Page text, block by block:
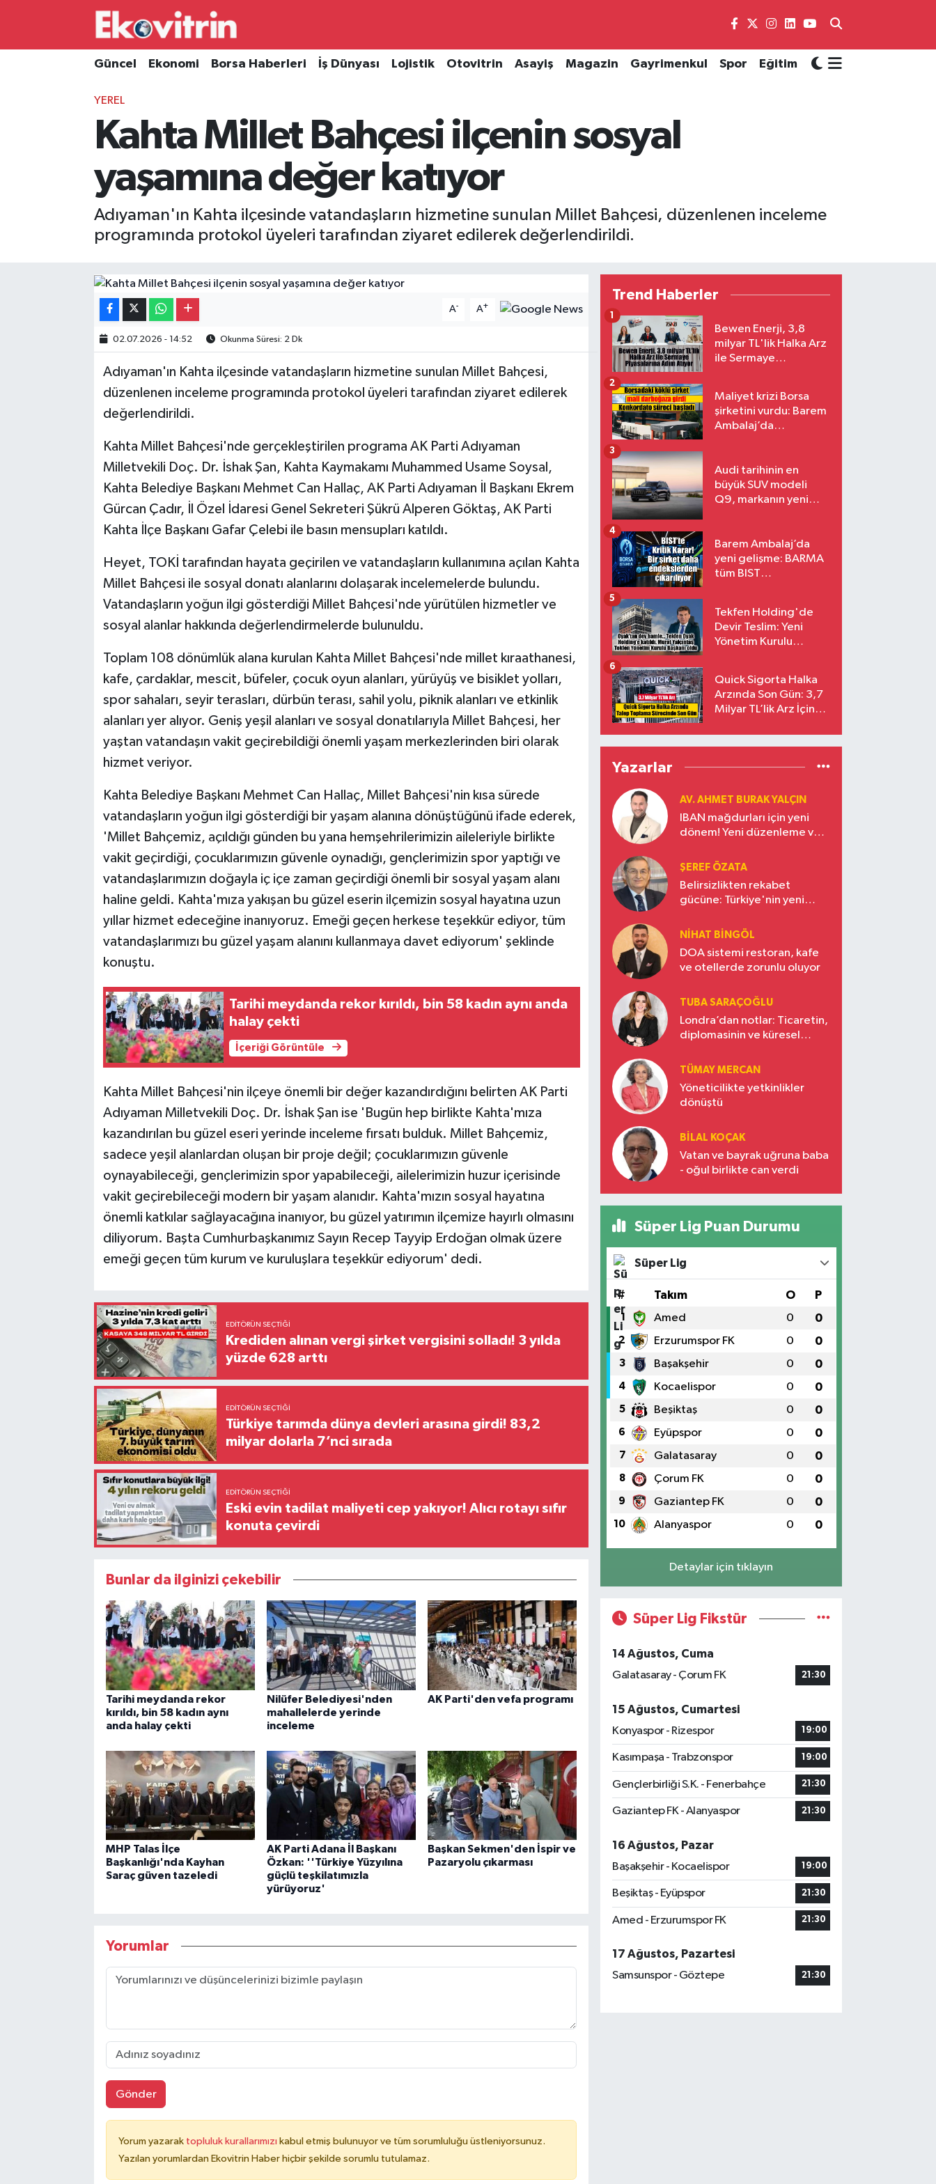
Güncel Ekonomi Borsa Haberleri İş Dünyası Lojistik Otovitrin Asayiş Magazin Gayrimenkul Spor Eğitim
YEREL
Kahta Millet Bahçesi ilçenin sosyal
yaşamına değer katıyor
Adıyaman'ın Kahta ilçesinde vatandaşların hizmetine sunulan Millet Bahçesi, düzenlenen inceleme
programında protokol üyeleri tarafından ziyaret edilerek değerlendirildi.
A- A+
02.07.2026 - 14:52 Okunma Süresi: 2 Dk
Adıyaman'ın Kahta ilçesinde vatandaşların hizmetine sunulan Millet Bahçesi,
düzenlenen inceleme programında protokol üyeleri tarafından ziyaret edilerek
değerlendirildi.
Kahta Millet Bahçesi'nde gerçekleştirilen programa AK Parti Adıyaman
Milletvekili Doç. Dr. İshak Şan, Kahta Kaymakamı Muhammed Usame Soysal,
Kahta Belediye Başkanı Mehmet Can Hallaç, AK Parti Adıyaman İl Başkanı Ekrem
Gürcan Çadır, İl Özel İdaresi Genel Sekreteri Şükrü Alperen Göktaş, AK Parti
Kahta İlçe Başkanı Gafar Çelebi ile basın mensupları katıldı.
Heyet, TOKİ tarafından hayata geçirilen ve vatandaşların kullanımına açılan Kahta
Millet Bahçesi ile sosyal donatı alanlarını dolaşarak incelemelerde bulundu.
Vatandaşların yoğun ilgi gösterdiği Millet Bahçesi'nde yürütülen hizmetler ve
sosyal alanlar hakkında değerlendirmelerde bulunuldu.
Toplam 108 dönümlük alana kurulan Kahta Millet Bahçesi'nde millet kıraathanesi,
kafe, çardaklar, mescit, büfeler, çocuk oyun alanları, yürüyüş ve bisiklet yolları,
spor sahaları, seyir terasları, dürbün terası, sahil yolu, piknik alanları ve etkinlik
alanları yer alıyor. Geniş yeşil alanları ve sosyal donatılarıyla Millet Bahçesi, her
yaştan vatandaşın vakit geçirebildiği önemli yaşam merkezlerinden biri olarak
hizmet veriyor.
Kahta Belediye Başkanı Mehmet Can Hallaç, Millet Bahçesi'nin kısa sürede
vatandaşların yoğun ilgi gösterdiği bir yaşam alanına dönüştüğünü ifade ederek,
'Millet Bahçemiz, açıldığı günden bu yana hemşehrilerimizin aileleriyle birlikte
vakit geçirdiği, çocuklarımızın güvenle oynadığı, gençlerimizin spor yaptığı ve
vatandaşlarımızın doğayla iç içe zaman geçirdiği önemli bir sosyal yaşam alanı
haline geldi. Kahta'mıza yakışan bu güzel eserin ilçemizin sosyal hayatına uzun
yıllar hizmet edeceğine inanıyoruz. Emeği geçen herkese teşekkür ediyor, tüm
vatandaşlarımızı bu güzel yaşam alanını kullanmaya davet ediyorum' şeklinde
konuştu.
Tarihi meydanda rekor kırıldı, bin 58 kadın aynı anda
halay çekti
İçeriği Görüntüle
Kahta Millet Bahçesi'nin ilçeye önemli bir değer kazandırdığını belirten AK Parti
Adıyaman Milletvekili Doç. Dr. İshak Şan ise 'Bugün hep birlikte Kahta'mıza
kazandırılan bu güzel eseri yerinde inceleme fırsatı bulduk. Millet Bahçemiz,
sadece yeşil alanlardan oluşan bir proje değil; çocuklarımızın güvenle
oynayabileceği, gençlerimizin spor yapabileceği, ailelerimizin huzur içerisinde
vakit geçirebileceği modern bir yaşam alanıdır. Kahta'mızın sosyal hayatına
önemli katkılar sağlayacağına inanıyor, bu güzel yatırımın ilçemize hayırlı olmasını
diliyorum. Başta Cumhurbaşkanımız Sayın Recep Tayyip Erdoğan olmak üzere
emeği geçen tüm kurum ve kuruluşlara teşekkür ediyorum' dedi.
EDITÖRÜN SEÇTIĞI
Krediden alınan vergi şirket vergisini solladı! 3 yılda
yüzde 628 arttı
EDITÖRÜN SEÇTIĞI
Türkiye tarımda dünya devleri arasına girdi! 83,2
milyar dolarla 7’nci sırada
EDITÖRÜN SEÇTIĞI
Eski evin tadilat maliyeti cep yakıyor! Alıcı rotayı sıfır
konuta çevirdi
Bunlar da ilginizi çekebilir
Tarihi meydanda rekor
kırıldı, bin 58 kadın aynı
anda halay çekti
Nilüfer Belediyesi'nden
mahallelerde yerinde
inceleme
AK Parti'den vefa programı
MHP Talas İlçe
Başkanlığı'nda Kayhan
Saraç güven tazeledi
AK Parti Adana İl Başkanı
Özkan: ''Türkiye Yüzyılına
güçlü teşkilatımızla
yürüyoruz'
Başkan Sekmen'den İspir ve
Pazaryolu çıkarması
Yorumlar
Gönder
Yorum yazarak topluluk kurallarımızı kabul etmiş bulunuyor ve tüm sorumluluğu üstleniyorsunuz.
Yazılan yorumlardan Ekovitrin Haber hiçbir şekilde sorumlu tutulamaz.
Trend Haberler
Bewen Enerji, 3,8
milyar TL'lik Halka Arz
ile Sermaye
1
Maliyet krizi Borsa
şirketini vurdu: Barem
Ambalaj’da
2
Audi tarihinin en
büyük SUV modeli
Q9, markanın yeni
3
Barem Ambalaj’da
yeni gelişme: BARMA
tüm BIST
4
Tekfen Holding'de
Devir Teslim: Yeni
Yönetim Kurulu
5
Quick Sigorta Halka
Arzında Son Gün: 3,7
Milyar TL’lik Arz İçin
Eriyor
6
Yazarlar
AV. AHMET BURAK YALÇIN
IBAN mağdurları için yeni
dönem! Yeni düzenleme ve
ŞEREF ÖZATA
Belirsizlikten rekabet
gücüne: Türkiye'nin yeni
NIHAT BINGÖL
DOA sistemi restoran, kafe
ve otellerde zorunlu oluyor
TUBA SARAÇOĞLU
Londra’dan notlar: Ticaretin,
diplomasinin ve küresel
Türkiye’nin yükselen gücü
TÜMAY MERCAN
Yöneticilikte yetkinlikler
dönüştü
BILAL KOÇAK
Vatan ve bayrak uğruna baba
- oğul birlikte can verdi
Süper Lig Puan Durumu
Süper Lig
# Takım O P
1 Amed 0 0
2 Erzurumspor FK 0 0
3 Başakşehir 0 0
4 Kocaelispor 0 0
5 Beşiktaş 0 0
6 Eyüpspor 0 0
7 Galatasaray 0 0
8 Çorum FK 0 0
9 Gaziantep FK 0 0
10 Alanyaspor 0 0
Detaylar için tıklayın
Süper Lig Fikstür
14 Ağustos, Cuma
Galatasaray - Çorum FK
21:30
15 Ağustos, Cumartesi
Konyaspor - Rizespor
19:00
Kasımpaşa - Trabzonspor 19:00
Gençlerbirliği S.K. - Fenerbahçe 21:30
Gaziantep FK - Alanyaspor 21:30
16 Ağustos, Pazar
Başakşehir - Kocaelispor
19:00
Beşiktaş - Eyüpspor 21:30
Amed - Erzurumspor FK 21:30
17 Ağustos, Pazartesi
Samsunspor - Göztepe
21:30
Güncel
Borsa Haberleri
Gayrimenkul
Hava Durumu
Süper Lig Puan Durumu ve Fikstür
Son Dakika Haberleri
Haber Arşivi